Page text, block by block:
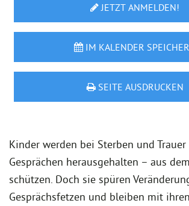
JETZT ANMELDEN!
IM KALENDER
SEITE AUSDRUCKEN
Kinder werden bei Sterben und
Gesprächen herausgehalten – aus
schützen. Doch sie spüren
Gesprächsfetzen und bleiben mit